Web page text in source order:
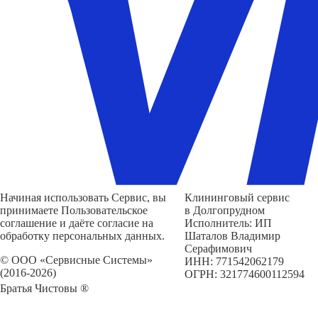
Начиная использовать Сервис, вы
принимаете Пользовательское
соглашение и даёте согласие на
обработку персональных данных.
© ООО «Сервисные Системы»
(2016-2026)
Братья Чистовы ®
Клининговый сервис
в Долгопрудном
Исполнитель: ИП
Шаталов Владимир
Серафимович
ИНН: 771542062179
ОГРН: 321774600112594